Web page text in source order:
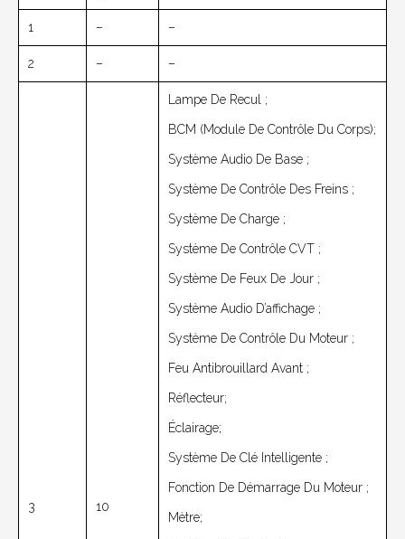
1 – –
2 – –
3 10
Lampe De Recul ;
BCM (module De Contrôle Du Corps);
Système Audio De Base ;
Système De Contrôle Des Freins ;
Système De Charge ;
Système De Contrôle CVT ;
Système De Feux De Jour ;
Système Audio D’affichage ;
Système De Contrôle Du Moteur ;
Feu Antibrouillard Avant ;
Réflecteur;
Éclairage;
Système De Clé Intelligente ;
Fonction De Démarrage Du Moteur ;
Mètre;